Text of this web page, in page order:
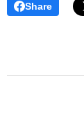
Share